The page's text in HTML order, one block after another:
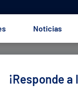
Noticias
¡Responde